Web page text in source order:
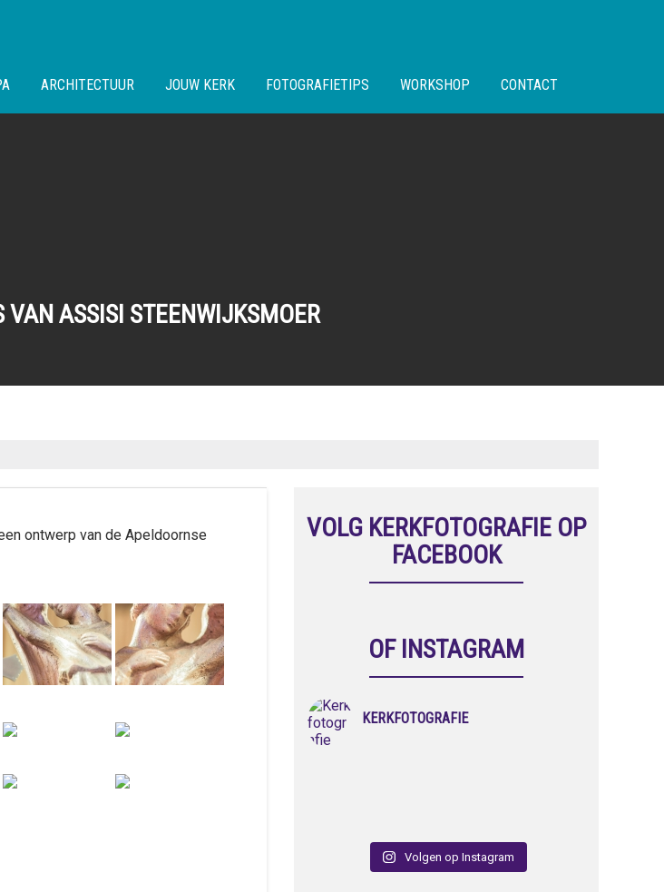
ARCHITECTUUR JOUW KERK FOTOGRAFIETIPS WORKSHOP CONTACT
VAN ASSISI STEENWIJKSMOER
ontwerp van de Apeldoornse
VOLG KERKFOTOGRAFIE OP
FACEBOOK
OF INSTAGRAM
KERKFOTOGRAFIE
Volgen op Instagram